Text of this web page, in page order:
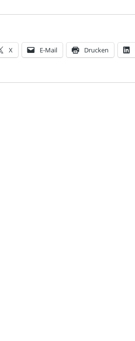
X E-Mail Drucken